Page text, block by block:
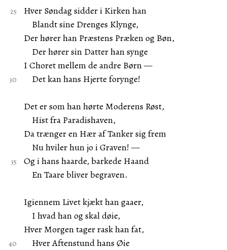
Hver Søndag sidder i Kirken han
Blandt sine Drenges Klynge,
Der hører han Præstens Præken og Bøn,
Der hører sin Datter han synge
I Choret mellem de andre Børn —
Det kan hans Hjerte forynge!
Det er som han hørte Moderens Røst,
Hist fra Paradishaven,
Da trænger en Hær af Tanker sig frem
Nu hviler hun jo i Graven! —
Og i hans haarde, barkede Haand
En Taare bliver begraven.
Igiennem Livet kjækt han gaaer,
I hvad han og skal døie,
Hver Morgen tager rask han fat,
Hver Aftenstund hans Øie